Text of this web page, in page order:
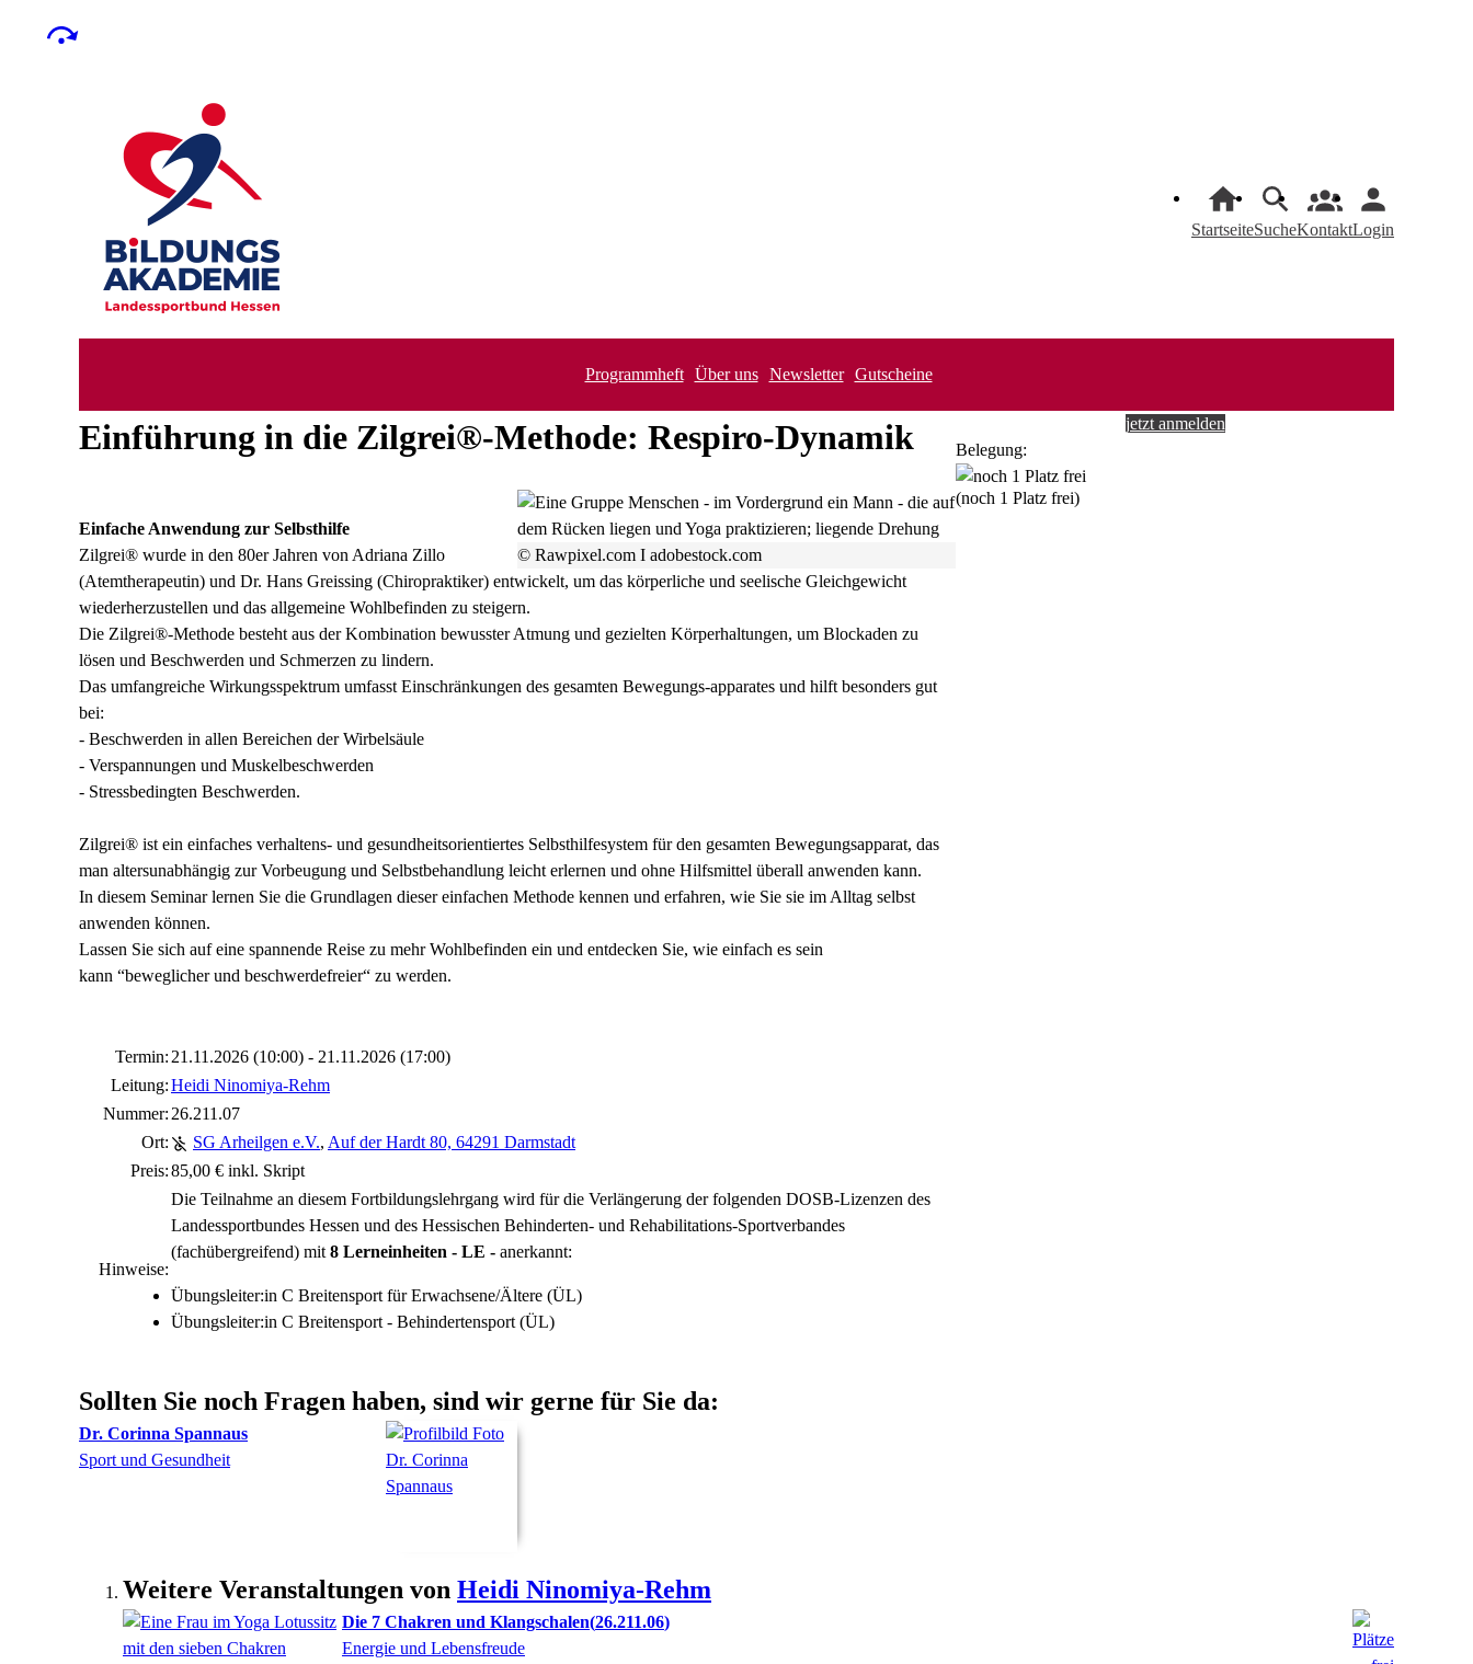
StartseiteSucheKontaktLogin
Programmheft Über uns Newsletter Gutscheine
Einführung in die Zilgrei®-Methode: Respiro-Dynamik
© Rawpixel.com I adobestock.com
Einfache Anwendung zur Selbsthilfe
Zilgrei® wurde in den 80er Jahren von Adriana Zillo
(Atemtherapeutin) und Dr. Hans Greissing (Chiropraktiker) entwickelt, um das körperliche und seelische Gleichgewicht
wiederherzustellen und das allgemeine Wohlbefinden zu steigern.
Die Zilgrei®-Methode besteht aus der Kombination bewusster Atmung und gezielten Körperhaltungen, um Blockaden zu
lösen und Beschwerden und Schmerzen zu lindern.
Das umfangreiche Wirkungsspektrum umfasst Einschränkungen des gesamten Bewegungs-apparates und hilft besonders gut
bei:
- Beschwerden in allen Bereichen der Wirbelsäule
- Verspannungen und Muskelbeschwerden
- Stressbedingten Beschwerden.
Zilgrei® ist ein einfaches verhaltens- und gesundheitsorientiertes Selbsthilfesystem für den gesamten Bewegungsapparat, das
man altersunabhängig zur Vorbeugung und Selbstbehandlung leicht erlernen und ohne Hilfsmittel überall anwenden kann.
In diesem Seminar lernen Sie die Grundlagen dieser einfachen Methode kennen und erfahren, wie Sie sie im Alltag selbst
anwenden können.
Lassen Sie sich auf eine spannende Reise zu mehr Wohlbefinden ein und entdecken Sie, wie einfach es sein
kann “beweglicher und beschwerdefreier“ zu werden.
Termin: 21.11.2026 (10:00) - 21.11.2026 (17:00)
Leitung:Heidi Ninomiya-Rehm
Nummer: 26.211.07
Ort:
SG Arheilgen e.V., Auf der Hardt 80, 64291 Darmstadt
Preis:85,00 € inkl. Skript
Hinweise:
Die Teilnahme an diesem Fortbildungslehrgang wird für die Verlängerung der folgenden DOSB-Lizenzen des
Landessportbundes Hessen und des Hessischen Behinderten- und Rehabilitations-Sportverbandes
(fachübergreifend) mit 8 Lerneinheiten - LE - anerkannt:
Übungsleiter:in C Breitensport für Erwachsene/Ältere (ÜL)
Übungsleiter:in C Breitensport - Behindertensport (ÜL)
Sollten Sie noch Fragen haben, sind wir gerne für Sie da:
Dr. Corinna Spannaus
Sport und Gesundheit
jetzt anmelden
Belegung:
(noch 1 Platz frei)
Weitere Veranstaltungen von Heidi Ninomiya-Rehm
Die 7 Chakren und Klangschalen 26.211.06
Energie und Lebensfreude